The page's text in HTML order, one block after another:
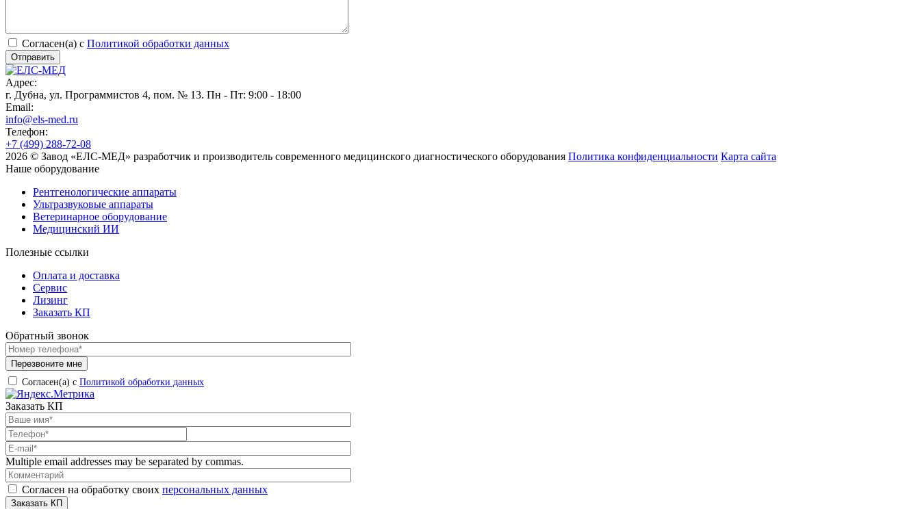
Согласен(а) с Политикой обработки данных
Адрес:
г. Дубна, ул. Программистов 4, пом. № 13. Пн - Пт: 9:00 - 18:00
Email:
info@els-med.ru
Телефон:
+7 (499) 288-72-08
2026 © Завод «ЕЛС-МЕД» разработчик и производитель современного медицинского диагностического оборудования Политика конфиденциальности Карта сайта
Наше оборудование
Рентгенологические аппараты
Ультразвуковые аппараты
Ветеринарное оборудование
Медицинский ИИ
Полезные ссылки
Оплата и доставка
Сервис
Лизинг
Заказать КП
Обратный звонок
Согласен(а) с Политикой обработки данных
Заказать КП
Multiple email addresses may be separated by commas.
Согласен на обработку своих персональных данных